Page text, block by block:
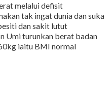
melalui defisit
tak ingat dunia dan suka
dan sakit lutut
Umi turunkan berat badan
iaitu BMI normal